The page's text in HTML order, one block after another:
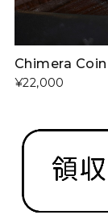
Chimera
¥22,000